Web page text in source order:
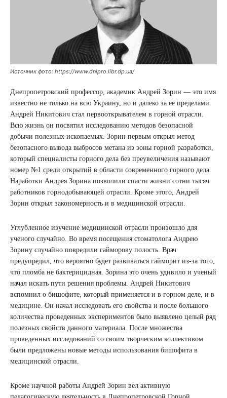
Источник фото: https://www.dnipro.libr.dp.ua/
Днепропетровский профессор, академик Андрей Зорин — это имя
известно не только на всю Украину, но и далеко за ее пределами.
Андрей Никитович стал первооткрывателем в горной отрасли.
Всю жизнь он посвятил исследованию методов безопасной
добычи полезных ископаемых. Зорин первым открыл метод
безопасного вывода выбросов метана из зоны горной разработки,
который специалисты горного дела без преувеличения называют
номер №1 среди открытий в области современного горного дела.
Наработки Андрея Зорина позволили спасти жизни сотни тысяч
работников горнодобывающей отрасли. Кроме этого, Андрей
Зорин открыл закономерность и в медицинской отрасли.
Углубленное изучение медицинской отрасли произошло для
ученого случайно. Во время посещения стоматолога Андрею
Зорину случайно повредили гайморову полость. Врач
предупредил, что вероятно будет развиваться гайморит из-за того,
что пломба не бактерицидная. Зорина это очень удивило и ученый
начал искать пути решения проблемы. Андрей Никитович
вспомнил о бишофите, который применяется и в горном деле, и в
медицине. Он начал исследовать его свойства и после большого
количества проведенных экспериментов было выявлено целый ряд
полезных свойств данного материала. После множества
проведенных исследований со своим творческим коллективом
были предложены новые методы использования бишофита в
медицинской отрасли.
Кроме научной работы Андрей Зорин вел активную